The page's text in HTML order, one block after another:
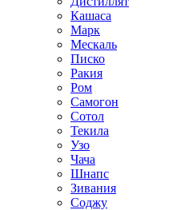
Кашаса
Марк
Мескаль
Писко
Ракия
Ром
Самогон
Сотол
Текила
Узо
Чача
Шнапс
Зивания
Соджу